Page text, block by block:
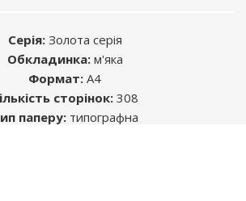
в книгах, Ви знаходите
Серія:Золота серія
Обкладинка:м'яка
Формат: A4
сторінок:308
паперу:типографна